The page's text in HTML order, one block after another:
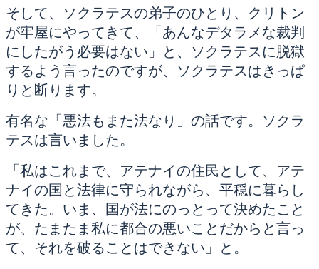
そして、ソクラテスの弟子のひとり、クリトン
が牢屋にやってきて、「あんなデタラメな裁判
にしたがう必要はない」と、ソクラテスに脱獄
するよう言ったのですが、ソクラテスはきっぱ
りと断ります。
有名な「悪法もまた法なり」の話です。ソクラ
テスは言いました。
「私はこれまで、アテナイの住民として、アテ
ナイの国と法律に守られながら、平穏に暮らし
てきた。いま、国が法にのっとって決めたこと
が、たまたま私に都合の悪いことだからと言っ
て、それを破ることはできない」と。